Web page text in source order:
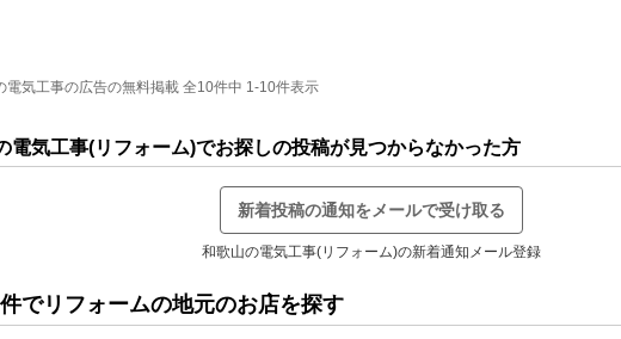
電気工事の広告の無料掲載 全10件中 1-10件表示
電気工事(リフォーム)でお探しの投稿が見つからなかった方
新着投稿の通知をメールで受け取る
和歌山の電気工事(リフォーム)の新着通知メール登録
でリフォームの地元のお店を探す